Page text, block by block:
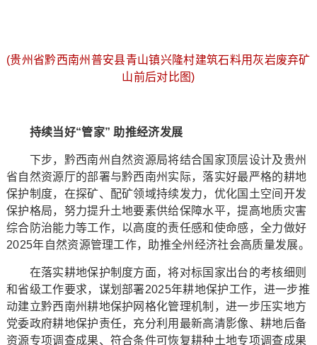
(贵州省黔西南州普安县青山镇兴隆村建筑石料用灰岩废弃矿
山前后对比图)
持续当好“管家” 助推经济发展
下步，黔西南州自然资源局将结合国家顶层设计及贵州
省自然资源厅的部署与黔西南州实际，落实好最严格的耕地
保护制度，在探矿、配矿领域持续发力，优化国土空间开发
保护格局，努力提升土地要素供给保障水平，提高地质灾害
综合防治能力等工作，以高度的责任感和使命感，全力做好
2025年自然资源管理工作，助推全州经济社会高质量发展。
在落实耕地保护制度方面，将对标国家出台的考核细则
和省级工作要求，谋划部署2025年耕地保护工作，进一步推
动建立黔西南州耕地保护网格化管理机制，进一步压实地方
党委政府耕地保护责任，充分利用最新高清影像、耕地后备
资源专项调查成果、符合条件可恢复耕种土地专项调查成果